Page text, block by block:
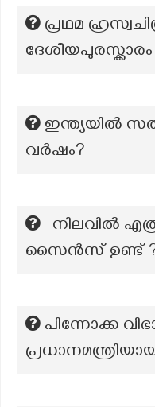
പ്രഥമ
ഇന്ത്യയില്‍
വര്‍ഷം?
നിലവിൽ
സൈൻസ് ഉണ്ട്
പിന്നോക്ക